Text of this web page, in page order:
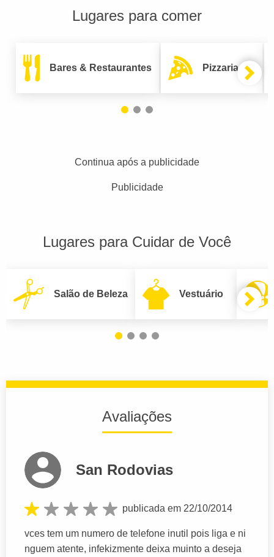
Lugares para comer
Bares & Restaurantes Pizzarias
Continua após a publicidade
Publicidade
Lugares para Cuidar de Você
Salão de Beleza Vestuário
Avaliações
San Rodovias
publicada em 22/10/2014
vces tem um numero de telefone inutil pois liga e ni
nguem atente, infekizmente deixa muinto a deseja